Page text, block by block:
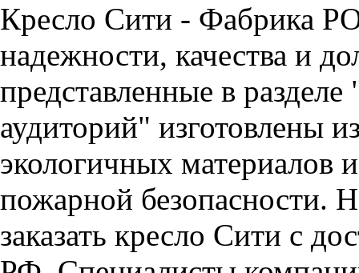
Кресло Сити - Фабрика
надежности, качества и
представленные в
аудиторий" изготовлены
экологичных материалов
пожарной безопасности.
заказать кресло Сити с